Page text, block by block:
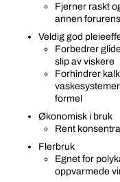
Fjerner raskt
annen
Veldig god
Forbedrer
slip av viskere
Forhindrer
formel
Økonomisk i bruk
Rent
Flerbruk
Egnet for
oppvarmede